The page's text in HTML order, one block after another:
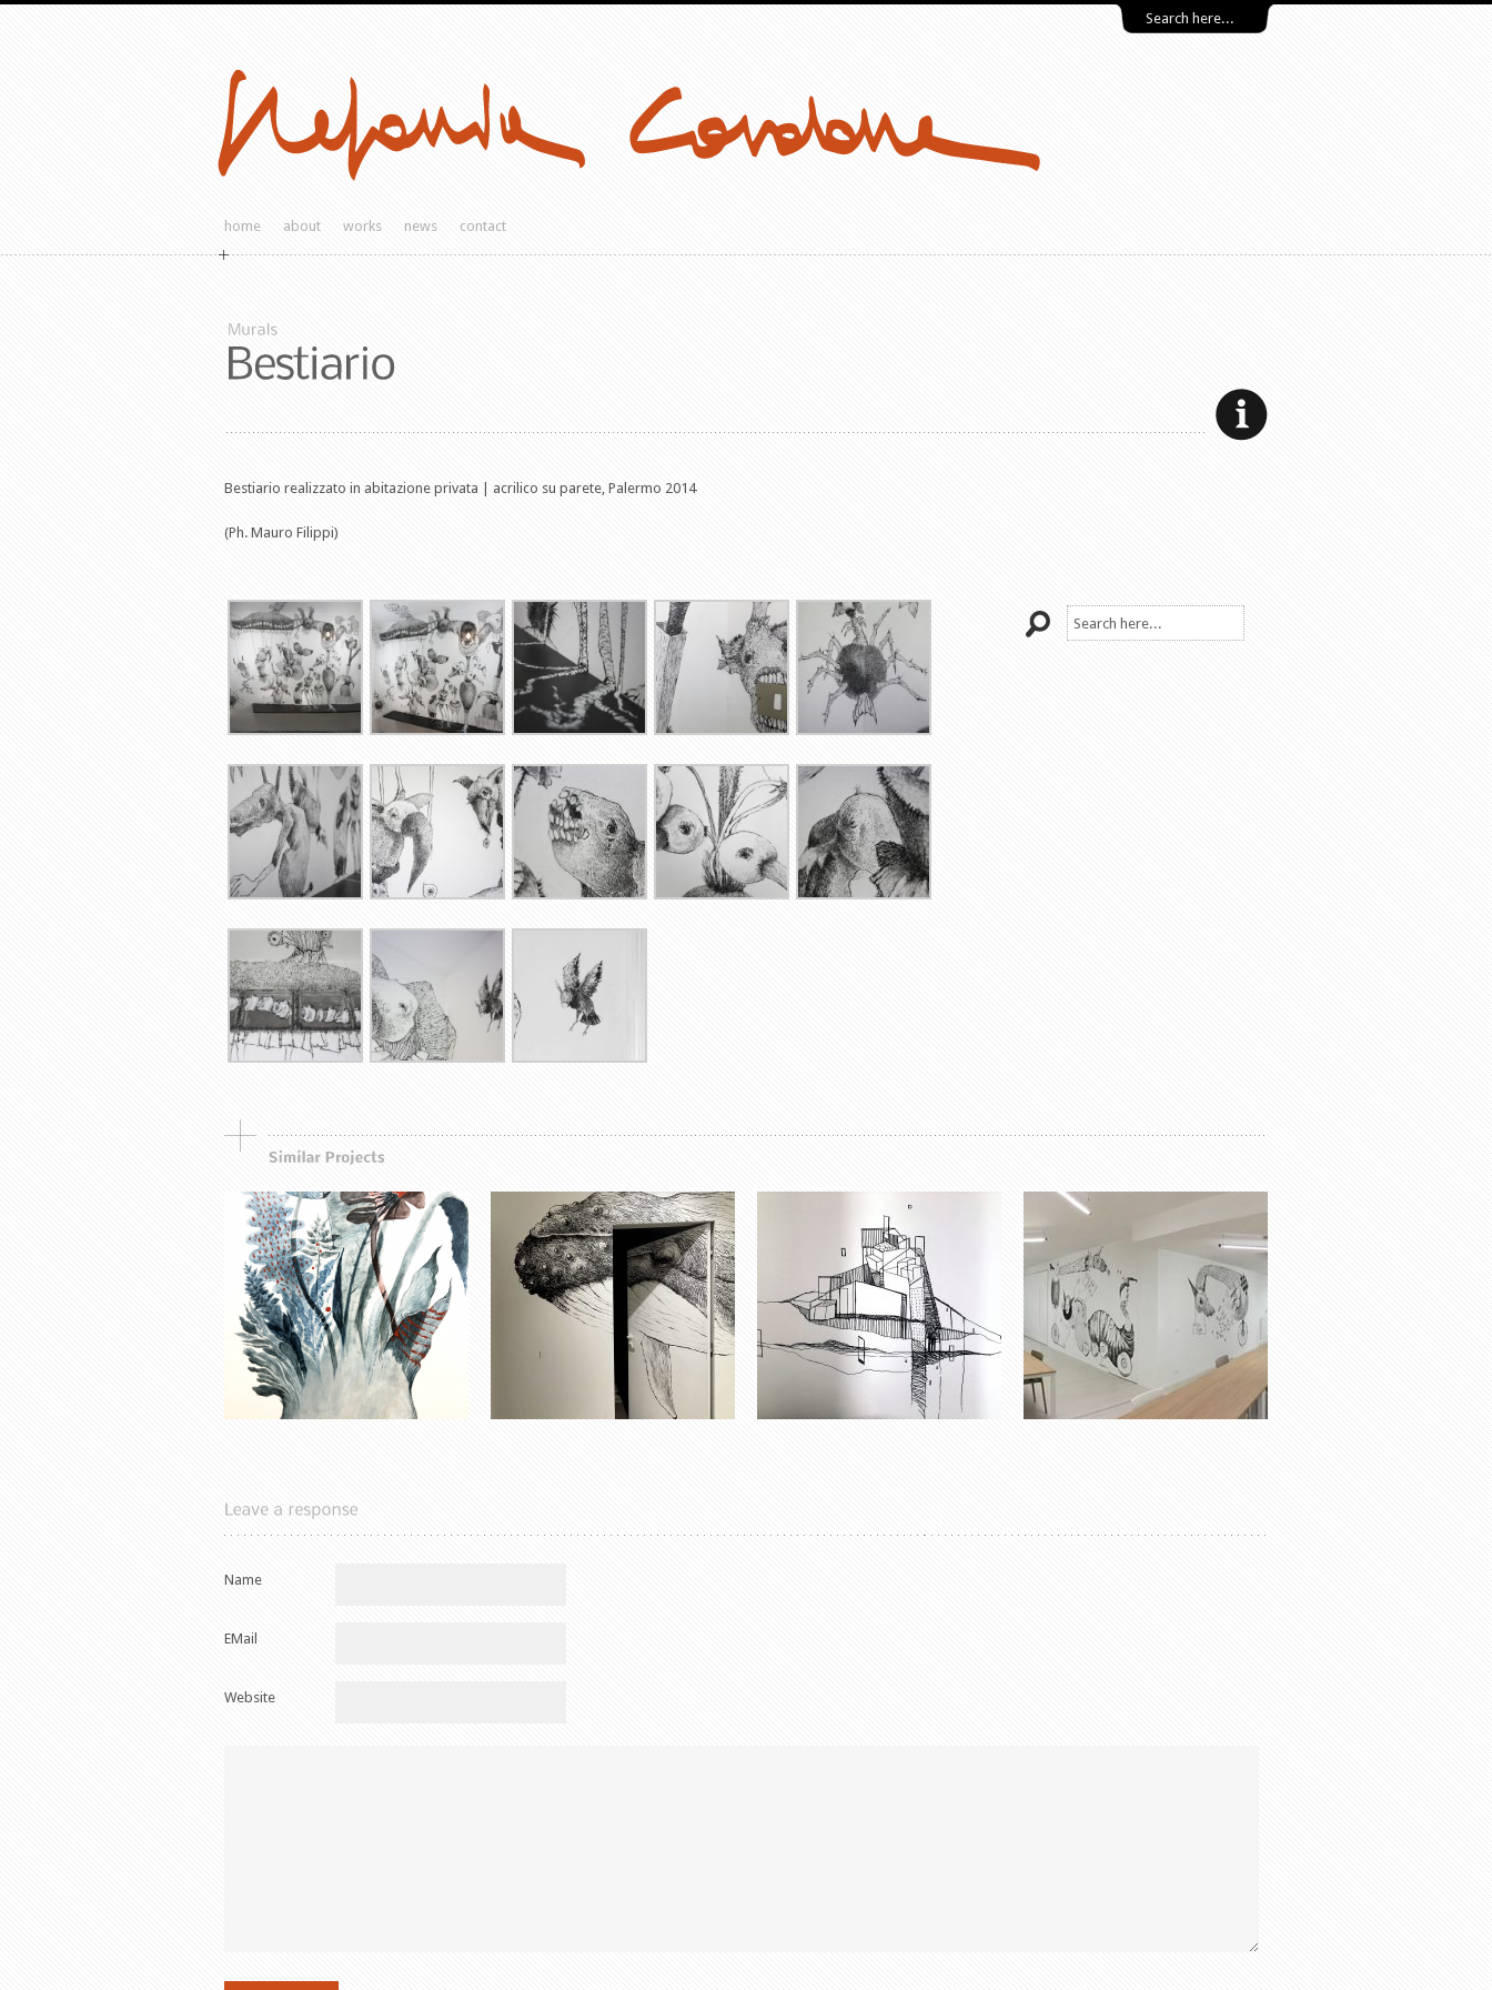
home about works news contact
Bestiario realizzato in abitazione privata | acrilico su parete, Palermo 2014
(Ph. Mauro Filippi)
Name
EMail
Website